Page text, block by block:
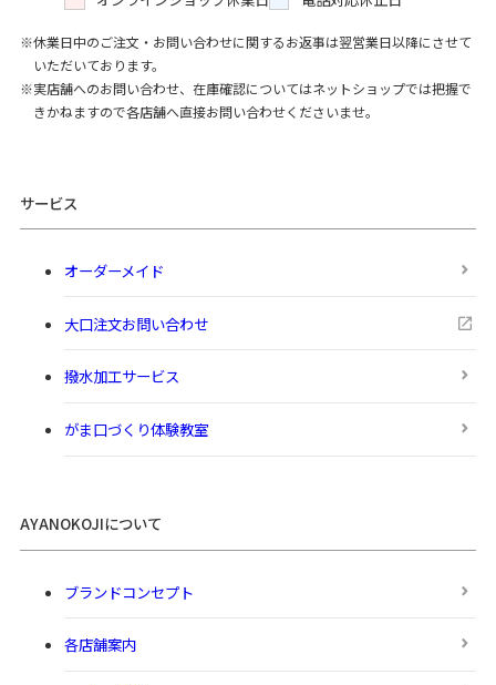
休業日中のご注文・お問い合わせに関するお返事は翌営業日以降にさせて
いただいております。
実店舗へのお問い合わせ、在庫確認についてはネットショップでは把握で
きかねますので各店舗へ直接お問い合わせくださいませ。
サービス
オーダーメイド
大口注文お問い合わせ
撥水加工サービス
がま口づくり体験教室
AYANOKOJIについて
ブランドコンセプト
各店舗案内